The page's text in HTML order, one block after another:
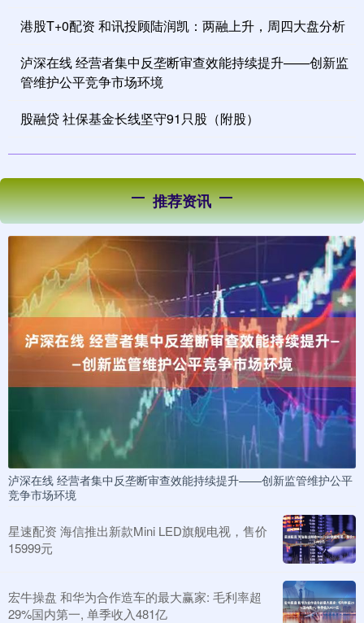
港股T+0配资 和讯投顾陆润凯：两融上升，周四大盘分析
泸深在线 经营者集中反垄断审查效能持续提升——创新监
管维护公平竞争市场环境
股融贷 社保基金长线坚守91只股（附股）
推荐资讯
泸深在线 经营者集中反垄断审查效能持续提升——创新监管维护公平
竞争市场环境
星速配资 海信推出新款Mini LED旗舰电视，售价
15999元
宏牛操盘 和华为合作造车的最大赢家: 毛利率超
29%国内第一, 单季收入481亿